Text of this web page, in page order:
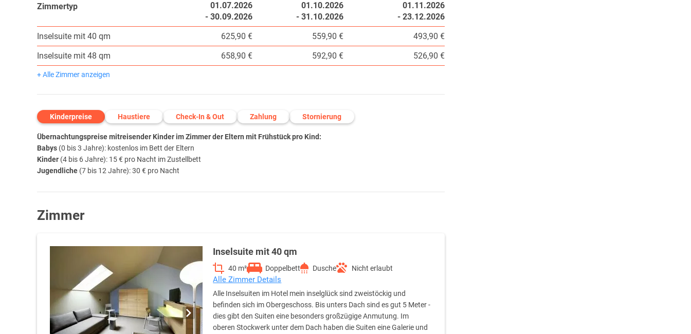
Zimmertyp
Inselsuite mit 40 qm
Inselsuite mit 48 qm
+ Alle Zimmer anzeigen
01.07.2026
- 30.09.2026
01.10.2026
- 31.10.2026
01.11.2026
- 23.12.2026
625,90 €
559,90 €
493,90 €
658,90 €
592,90 € 526,90 €
Kinderpreise Haustiere Check-In & Out Zahlung Stornierung
Übernachtungspreise mitreisender Kinder im Zimmer der Eltern mit Frühstück pro Kind:
Babys (0 bis 3 Jahre): kostenlos im Bett der Eltern
Kinder (4 bis 6 Jahre): 15 € pro Nacht im Zustellbett
Jugendliche (7 bis 12 Jahre): 30 € pro Nacht
Zimmer
Inselsuite mit 40 qm
40 m² Doppelbett Dusche Nicht erlaubt
Alle Zimmer Details
Alle Inselsuiten im Hotel mein inselglück sind zweistöckig und
befinden sich im Obergeschoss. Bis unters Dach sind es gut 5 Meter -
dies gibt den Suiten eine besonders großzügige Anmutung. Im
oberen Stockwerk unter dem Dach haben die Suiten eine Galerie und